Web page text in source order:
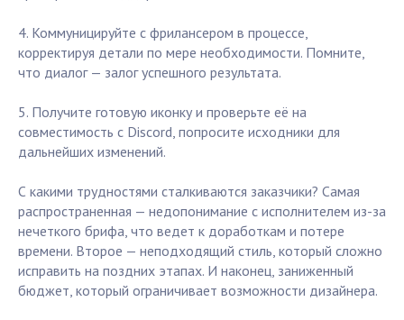
4. Коммуницируйте с фрилансером в процессе,
корректируя детали по мере необходимости. Помните,
что диалог — залог успешного результата.
5. Получите готовую иконку и проверьте её на
совместимость с Discord, попросите исходники для
дальнейших изменений.
С какими трудностями сталкиваются заказчики? Самая
распространенная — недопонимание с исполнителем из-за
нечеткого брифа, что ведет к доработкам и потере
времени. Второе — неподходящий стиль, который сложно
исправить на поздних этапах. И наконец, заниженный
бюджет, который ограничивает возможности дизайнера.